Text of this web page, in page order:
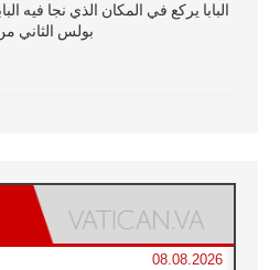
البابا يركع في المكان الذي نجا فيه
بولس الثاني
08.08.2026